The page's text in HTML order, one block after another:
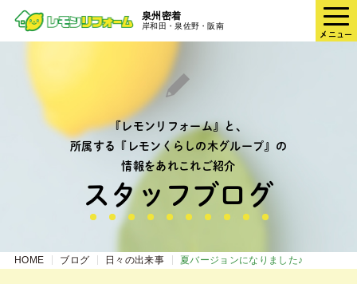
泉州密着
岸和田・泉佐野・阪南
メニュー
『レモンリフォーム』と、
所属する『レモンくらしの木グループ』の
情報をあれこれご紹介
スタッフブログ
HOME ブログ 日々の出来事 夏バージョンになりました♪